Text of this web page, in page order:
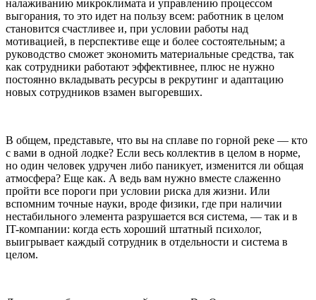
налаживанию микроклимата и управлению процессом
выгорания, то это идет на пользу всем: работник в целом
становится счастливее и, при условии работы над
мотивацией, в перспективе еще и более состоятельным; а
руководство сможет экономить материальные средства, так
как сотрудники работают эффективнее, плюс не нужно
постоянно вкладывать ресурсы в рекрутинг и адаптацию
новых сотрудников взамен выгоревших.
В общем, представьте, что вы на сплаве по горной реке — кто
с вами в одной лодке? Если весь коллектив в целом в норме,
но один человек удручен либо паникует, изменится ли общая
атмосфера? Еще как. А ведь вам нужно вместе слаженно
пройти все пороги при условии риска для жизни. Или
вспомним точные науки, вроде физики, где при наличии
нестабильного элемента разрушается вся система, — так и в
IT-компании: когда есть хороший штатный психолог,
выигрывает каждый сотрудник в отдельности и система в
целом.